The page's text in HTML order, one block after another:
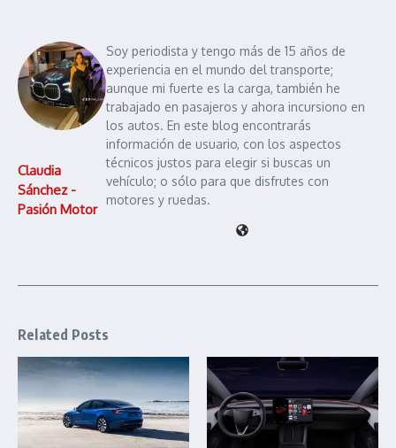
Claudia
Sánchez -
Pasión Motor
Soy periodista y tengo más de 15 años de
experiencia en el mundo del transporte;
aunque mi fuerte es la carga, también he
trabajado en pasajeros y ahora incursiono en
los autos. En este blog encontrarás
información de usuario, con los aspectos
técnicos justos para elegir si buscas un
vehículo; o sólo para que disfrutes con
motores y ruedas.
Related Posts